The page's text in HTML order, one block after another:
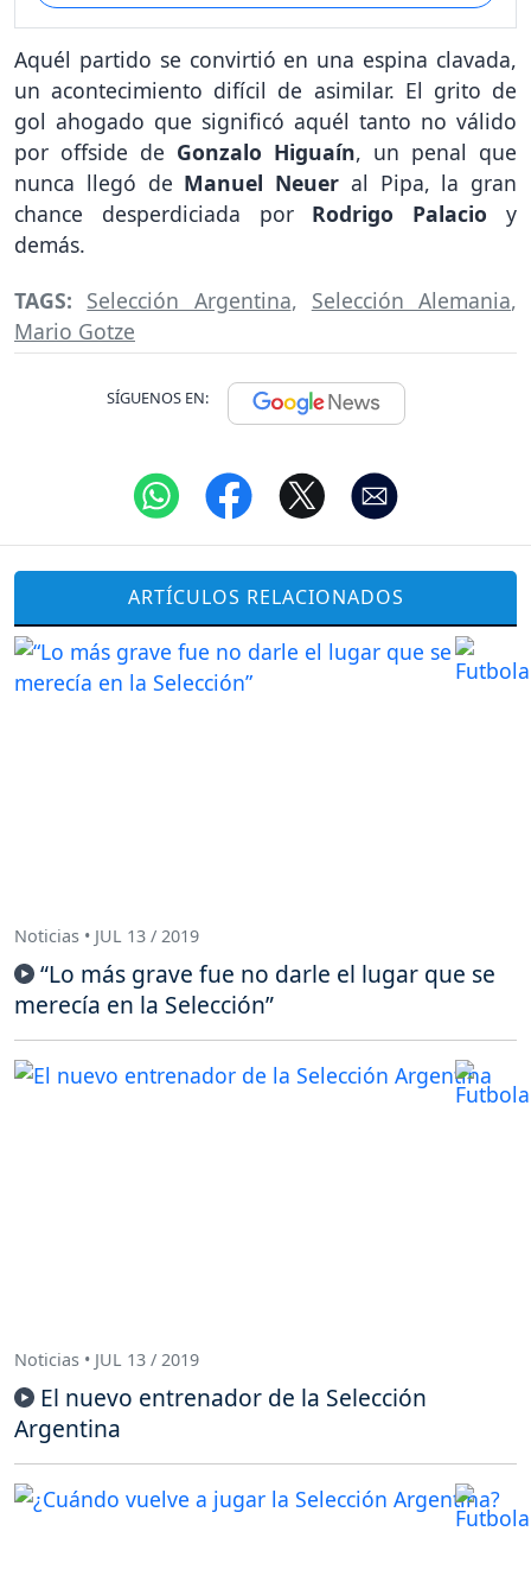
Aquél partido se convirtió en una espina clavada,
un acontecimiento difícil de asimilar. El grito de
gol ahogado que significó aquél tanto no válido
por offside de Gonzalo Higuaín, un penal que
nunca llegó de Manuel Neuer al Pipa, la gran
chance desperdiciada por Rodrigo Palacio y
demás.
TAGS: Selección Argentina, Selección Alemania,
Mario Gotze
SÍGUENOS EN:
ARTÍCULOS RELACIONADOS
Noticias • JUL 13 / 2019
“Lo más grave fue no darle el lugar que se
merecía en la Selección”
Noticias • JUL 13 / 2019
El nuevo entrenador de la Selección
Argentina